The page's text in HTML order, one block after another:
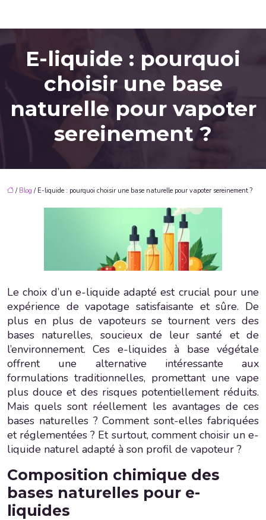
E-liquide : pourquoi
choisir une base
naturelle pour vapoter
sereinement ?
/ Blog / E-liquide : pourquoi choisir une base naturelle pour vapoter sereinement ?
Le choix d’un e-liquide adapté est crucial pour une
expérience de vapotage satisfaisante et sûre. De
plus en plus de vapoteurs se tournent vers des
bases naturelles, soucieux de leur santé et de
l’environnement. Ces e-liquides à base végétale
offrent une alternative intéressante aux
formulations traditionnelles, promettant une vape
plus douce et des risques potentiellement réduits.
Mais quels sont réellement les avantages de ces
bases naturelles ? Comment sont-elles fabriquées
et réglementées ? Et surtout, comment choisir un e-
liquide naturel adapté à son profil de vapoteur ?
Composition chimique des
bases naturelles pour e-
liquides